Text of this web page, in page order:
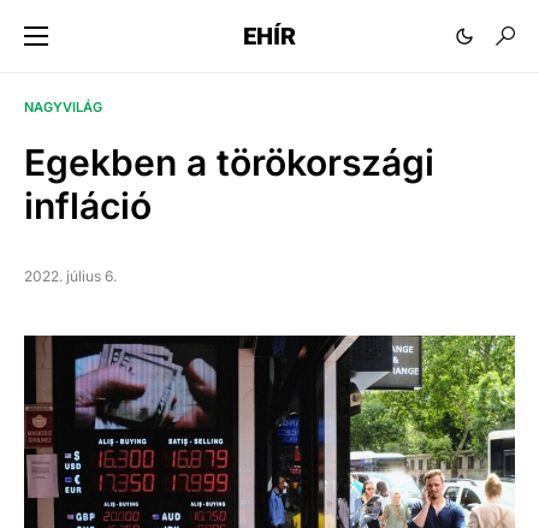
EHÍR
NAGYVILÁG
Egekben a törökországi
infláció
2022. július 6.